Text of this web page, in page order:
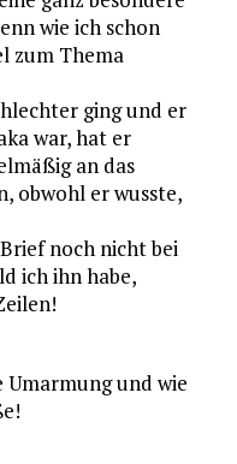
wie ich schon
zum Thema
ging und er
war, hat er
an das
obwohl er wusste,
noch nicht bei
ich ihn habe,
Umarmung und wie